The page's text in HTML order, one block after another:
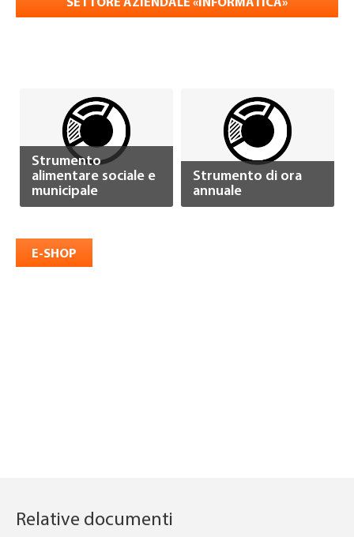
SETTORE AZIENDALE « INFORMATICA»
Relative documenti